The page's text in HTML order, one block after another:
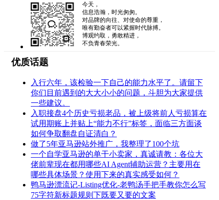
今天，
信息浩瀚，时光匆匆。
对品牌的向往、对使命的尊重，
唯有勤奋者可以紧握时代脉搏。
博观约取，勇敢精进，
不负青春荣光。
优质话题
入行六年，该检验一下自己的能力水平了。请留下
你们目前遇到的大大小小的问题，斗胆为大家提供
一些建议。
入职接盘4个历史亏损老品，被上级将前人亏损算在
试用期账上并贴上“能力不行”标签，面临三方面谈
如何争取翻盘自证清白？
做了5年亚马逊站外推广，我整理了100个坑
一个自学亚马逊的单干小卖家，真诚请教：各位大
佬前辈现在都用哪些AI Agent辅助运营？主要用在
哪些具体场景？使用下来的真实感受如何？
鸭马逊漂流记-Listing优化-老鸭汤手把手教你怎么写
75字符新标题规则下既要又要的文案